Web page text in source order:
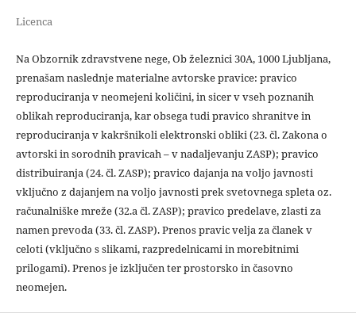
Licenca
Na Obzornik zdravstvene nege, Ob železnici 30A, 1000 Ljubljana,
prenašam naslednje materialne avtorske pravice: pravico
reproduciranja v neomejeni količini, in sicer v vseh poznanih
oblikah reproduciranja, kar obsega tudi pravico shranitve in
reproduciranja v kakršnikoli elektronski obliki (23. čl. Zakona o
avtorski in sorodnih pravicah – v nadaljevanju ZASP); pravico
distribuiranja (24. čl. ZASP); pravico dajanja na voljo javnosti
vključno z dajanjem na voljo javnosti prek svetovnega spleta oz.
računalniške mreže (32.a čl. ZASP); pravico predelave, zlasti za
namen prevoda (33. čl. ZASP). Prenos pravic velja za članek v
celoti (vključno s slikami, razpredelnicami in morebitnimi
prilogami). Prenos je izključen ter prostorsko in časovno
neomejen.